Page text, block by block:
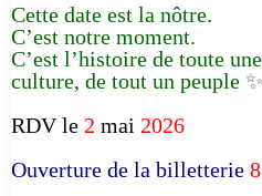
Cette date est la nôtre.
C’est notre moment.
C’est l’histoire de toute
culture, de tout un peuple ✨
RDV le 2 mai 2026
Ouverture de la billetterie 8